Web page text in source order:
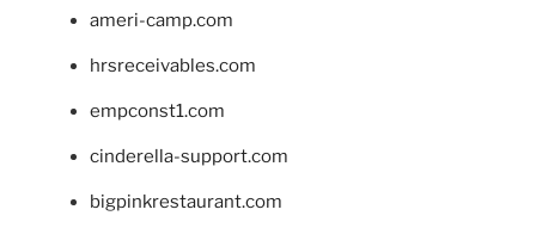
ameri-camp.com
hrsreceivables.com
empconst1.com
cinderella-support.com
bigpinkrestaurant.com